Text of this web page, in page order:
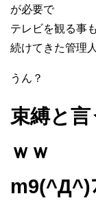
が必要で
テレビを観る事
続けてきた管理
うん？
束縛と
ｗｗ
m9(^Д^)